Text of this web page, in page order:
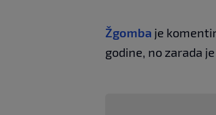
Žgomba je
godine, no zarada